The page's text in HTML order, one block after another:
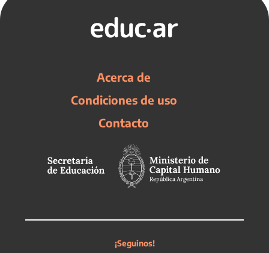
Acerca de
Condiciones de uso
Contacto
¡Seguinos!